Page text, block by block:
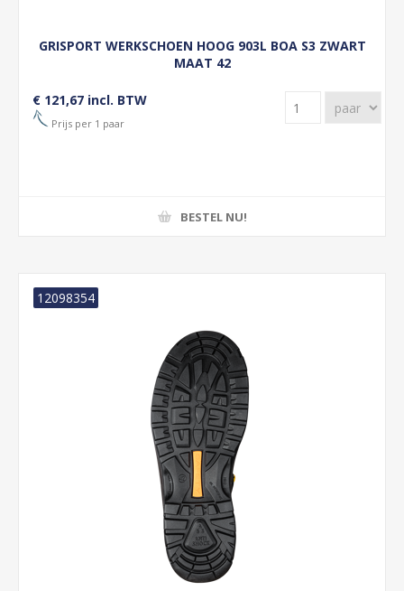
GRISPORT WERKSCHOEN HOOG 903L BOA S3 ZWART
MAAT 42
€ 121,67 incl. BTW
Prijs per 1 paar
BESTEL NU!
12098354